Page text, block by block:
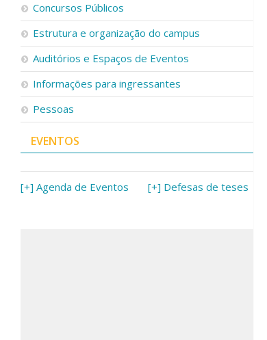
Concursos Públicos
Estrutura e organização do campus
Auditórios e Espaços de Eventos
Informações para ingressantes
Pessoas
EVENTOS
[+] Agenda de Eventos [+] Defesas de teses